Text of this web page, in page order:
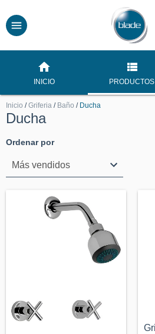
INICIO PRODUCTOS
Inicio / Griferia / Baño / Ducha
Ducha
Ordenar por